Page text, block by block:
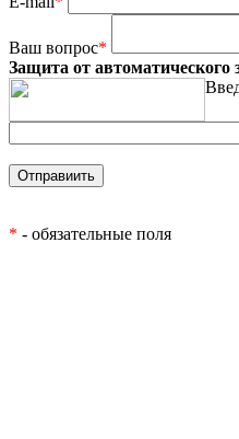
Ваш вопрос*
Защита от автоматического
* - обязательные поля